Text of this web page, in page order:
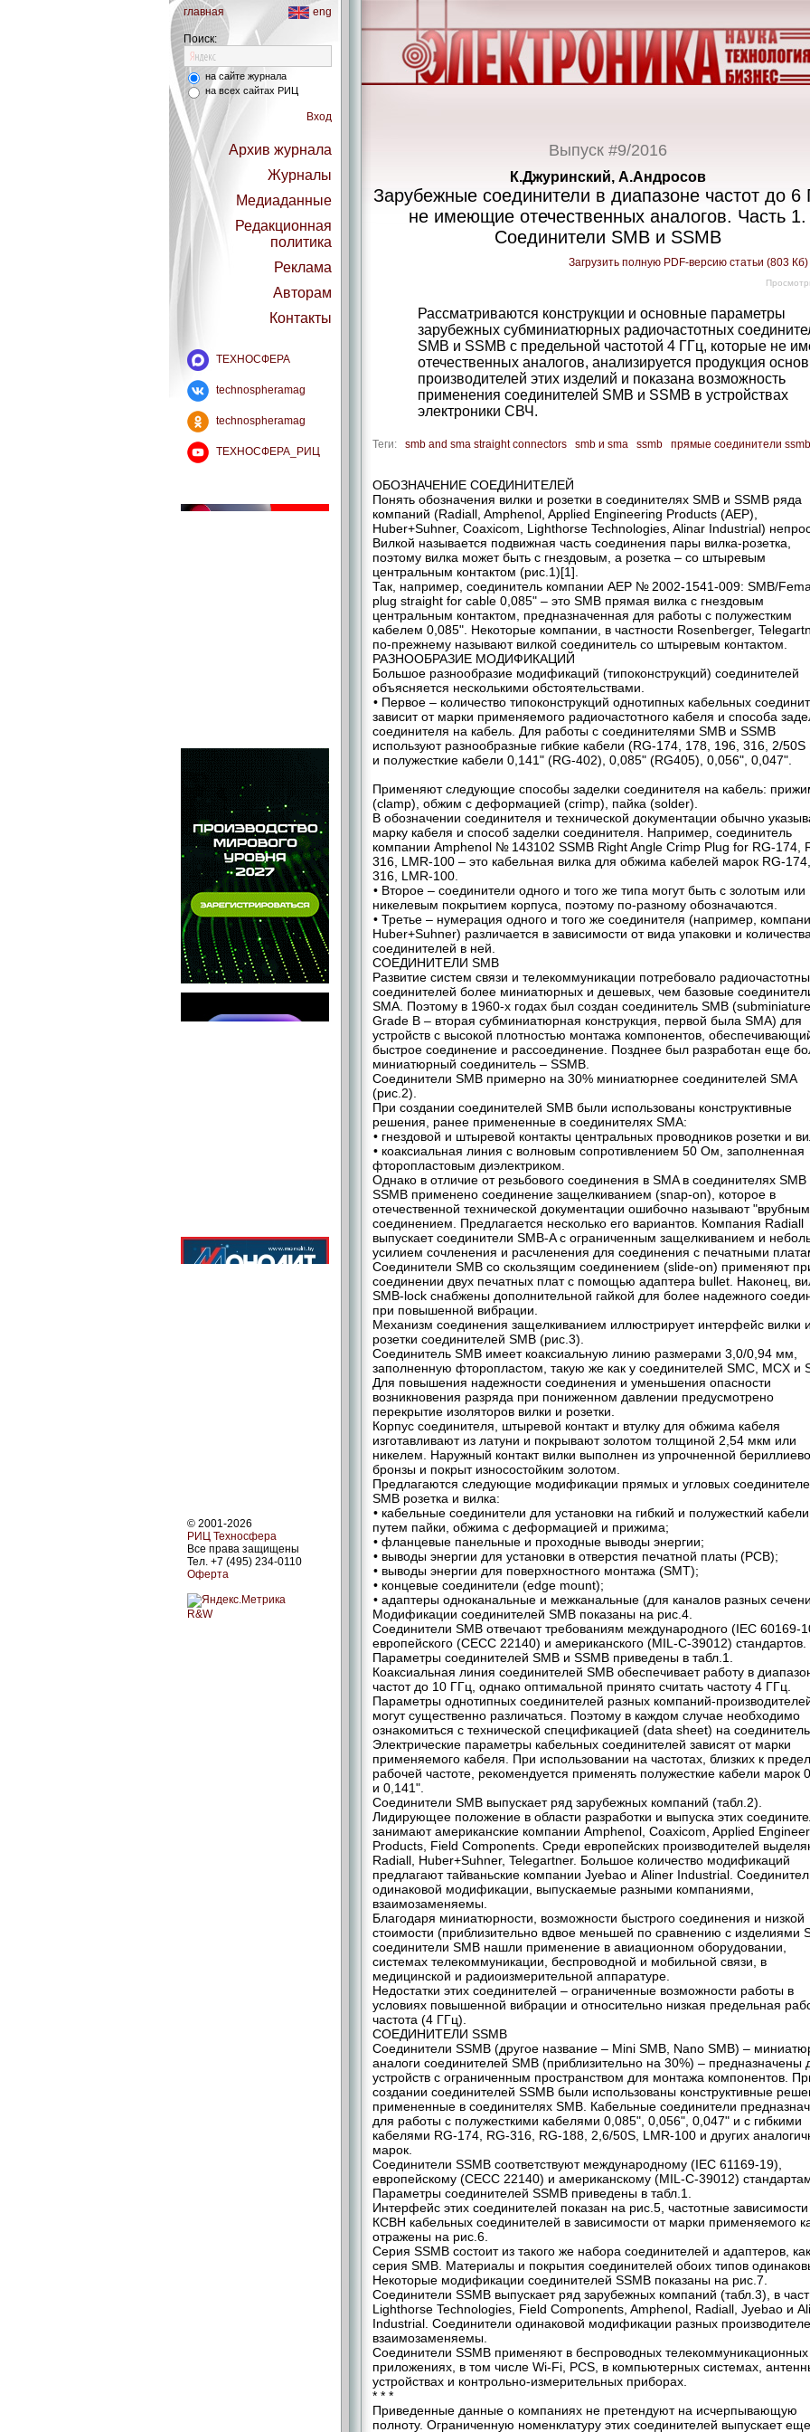
главная eng
Поиск:
на сайте журнала
на всех сайтах РИЦ
Вход
Архив журнала
Журналы
Медиаданные
Редакционная
политика
Реклама
Авторам
Контакты
ТЕХНОСФЕРА
technospheramag
technospheramag
ТЕХНОСФЕРА_РИЦ
© 2001-2026
РИЦ Техносфера
Все права защищены
Тел. +7 (495) 234-0110
Оферта
R&W
Выпуск #9/2016
К.Джуринский, А.Андросов
Зарубежные соединители в диапазоне частот до 6
не имеющие отечественных аналогов. Часть 1.
Соединители SMB и SSMB
Загрузить полную PDF-версию статьи (803 Кб)
Рассматриваются конструкции и основные параметры
зарубежных субминиатюрных радиочастотных
SMB и SSMB с предельной частотой 4 ГГц, которые не
отечественных аналогов, анализируется продукция
производителей этих изделий и показана возможность
применения соединителей SMB и SSMB в устройствах
электроники СВЧ.
Теги: smb and sma straight connectors smb и sma ssmb прямые соединители ssmb
ОБОЗНАЧЕНИЕ СОЕДИНИТЕЛЕЙ
Понять обозначения вилки и розетки в соединителях SMB и SSMB ряда
компаний (Radiall, Amphenol, Applied Engineering Products (AEP),
Huber+Suhner, Coaxicom, Lighthorse Technologies, Alinar Industrial)
Вилкой называется подвижная часть соединения пары вилка-розетка,
поэтому вилка может быть с гнездовым, а розетка – со штыревым
центральным контактом (рис.1)[1].
Так, например, соединитель компании AEP № 2002-1541-009: SMB/
plug straight for cable 0,085" – это SMB прямая вилка с гнездовым
центральным контактом, предназначенная для работы с полужестким
кабелем 0,085". Некоторые компании, в частности Rosenberger,
по-прежнему называют вилкой соединитель со штыревым контактом.
РАЗНООБРАЗИЕ МОДИФИКАЦИЙ
Большое разнообразие модификаций (типоконструкций) соединителей
объясняется несколькими обстоятельствами.
• Первое – количество типоконструкций однотипных кабельных
зависит от марки применяемого радиочастотного кабеля и способа
соединителя на кабель. Для работы с соединителями SMB и SSMB
используют разнообразные гибкие кабели (RG-174, 178, 196, 316, 2/50S
и полужесткие кабели 0,141" (RG-402), 0,085" (RG405), 0,056", 0,047".
Применяют следующие способы заделки соединителя на кабель:
(clamp), обжим с деформацией (crimp), пайка (solder).
В обозначении соединителя и технической документации обычно
марку кабеля и способ заделки соединителя. Например, соединитель
компании Amphenol № 143102 SSMB Right Angle Crimp Plug for RG-174,
316, LMR-100 – это кабельная вилка для обжима кабелей марок RG-
316, LMR-100.
• Второе – соединители одного и того же типа могут быть с золотым или
никелевым покрытием корпуса, поэтому по-разному обозначаются.
• Третье – нумерация одного и того же соединителя (например,
Huber+Suhner) различается в зависимости от вида упаковки и количества
соединителей в ней.
СОЕДИНИТЕЛИ SMB
Развитие систем связи и телекоммуникации потребовало
соединителей более миниатюрных и дешевых, чем базовые
SMA. Поэтому в 1960-х годах был создан соединитель SMB (subminiature
Grade B – вторая субминиатюрная конструкция, первой была SMA) для
устройств с высокой плотностью монтажа компонентов,
быстрое соединение и рассоединение. Позднее был разработан еще
миниатюрный соединитель – SSMB.
Соединители SMB примерно на 30% миниатюрнее соединителей SMA
(рис.2).
При создании соединителей SMB были использованы конструктивные
решения, ранее примененные в соединителях SMA:
• гнездовой и штыревой контакты центральных проводников розетки и
• коаксиальная линия с волновым сопротивлением 50 Ом, заполненная
фторопластовым диэлектриком.
Однако в отличие от резьбового соединения в SMA в соединителях SMB
SSMB применено соединение защелкиванием (snap-on), которое в
отечественной технической документации ошибочно называют
соединением. Предлагается несколько его вариантов. Компания Radiall
выпускает соединители SMB-A с ограниченным защелкиванием и
усилием сочленения и расчленения для соединения с печатными
Соединители SMB со скользящим соединением (slide-on) применяют
соединении двух печатных плат с помощью адаптера bullet. Наконец,
SMB-lock снабжены дополнительной гайкой для более надежного
при повышенной вибрации.
Механизм соединения защелкиванием иллюстрирует интерфейс вилки и
розетки соединителей SMB (рис.3).
Соединитель SMB имеет коаксиальную линию размерами 3,0/0,94 мм,
заполненную фторопластом, такую же как у соединителей SMC, MCX и
Для повышения надежности соединения и уменьшения опасности
возникновения разряда при пониженном давлении предусмотрено
перекрытие изоляторов вилки и розетки.
Корпус соединителя, штыревой контакт и втулку для обжима кабеля
изготавливают из латуни и покрывают золотом толщиной 2,54 мкм или
никелем. Наружный контакт вилки выполнен из упрочненной
бронзы и покрыт износостойким золотом.
Предлагаются следующие модификации прямых и угловых
SMB розетка и вилка:
• кабельные соединители для установки на гибкий и полужесткий кабели
путем пайки, обжима с деформацией и прижима;
• фланцевые панельные и проходные выводы энергии;
• выводы энергии для установки в отверстия печатной платы (PCB);
• выводы энергии для поверхностного монтажа (SMT);
• концевые соединители (edge mount);
• адаптеры одноканальные и межканальные (для каналов разных
Модификации соединителей SMB показаны на рис.4.
Соединители SMB отвечают требованиям международного (IEC 60169-
европейского (CECC 22140) и американского (MIL-C-39012) стандартов.
Параметры соединителей SMB и SSMB приведены в табл.1.
Коаксиальная линия соединителей SMB обеспечивает работу в
частот до 10 ГГц, однако оптимальной принято считать частоту 4 ГГц.
Параметры однотипных соединителей разных компаний-
могут существенно различаться. Поэтому в каждом случае необходимо
ознакомиться с технической спецификацией (data sheet) на соединитель.
Электрические параметры кабельных соединителей зависят от марки
применяемого кабеля. При использовании на частотах, близких к
рабочей частоте, рекомендуется применять полужесткие кабели марок
и 0,141".
Соединители SMB выпускает ряд зарубежных компаний (табл.2).
Лидирующее положение в области разработки и выпуска этих
занимают американские компании Amphenol, Coaxicom, Applied
Products, Field Components. Среди европейских производителей
Radiall, Huber+Suhner, Telegartner. Большое количество модификаций
предлагают тайваньские компании Jyebao и Aliner Industrial.
одинаковой модификации, выпускаемые разными компаниями,
взаимозаменяемы.
Благодаря миниатюрности, возможности быстрого соединения и низкой
стоимости (приблизительно вдвое меньшей по сравнению с изделиями
соединители SMB нашли применение в авиационном оборудовании,
системах телекоммуникации, беспроводной и мобильной связи, в
медицинской и радиоизмерительной аппаратуре.
Недостатки этих соединителей – ограниченные возможности работы в
условиях повышенной вибрации и относительно низкая предельная
частота (4 ГГц).
СОЕДИНИТЕЛИ SSMB
Соединители SSMB (другое название – Mini SMB, Nano SMB) –
аналоги соединителей SMB (приблизительно на 30%) – предназначены
устройств с ограниченным пространством для монтажа компонентов.
создании соединителей SSMB были использованы конструктивные
примененные в соединителях SMB. Кабельные соединители
для работы с полужесткими кабелями 0,085", 0,056", 0,047" и с гибкими
кабелями RG-174, RG-316, RG-188, 2,6/50S, LMR-100 и других
марок.
Соединители SSMB соответствуют международному (IEC 61169-19),
европейскому (CECC 22140) и американскому (MIL-C-39012)
Параметры соединителей SSMB приведены в табл.1.
Интерфейс этих соединителей показан на рис.5, частотные зависимости
КСВН кабельных соединителей в зависимости от марки применяемого
отражены на рис.6.
Серия SSMB состоит из такого же набора соединителей и адаптеров,
серия SMB. Материалы и покрытия соединителей обоих типов
Некоторые модификации соединителей SSMB показаны на рис.7.
Соединители SSMB выпускает ряд зарубежных компаний (табл.3), в
Lighthorse Technologies, Field Components, Amphenol, Radiall, Jyebao и
Industrial. Соединители одинаковой модификации разных
взаимозаменяемы.
Соединители SSMB применяют в беспроводных телекоммуникационных
приложениях, в том числе Wi-Fi, PCS, в компьютерных системах,
устройствах и контрольно-измерительных приборах.
* * *
Приведенные данные о компаниях не претендуют на исчерпывающую
полноту. Ограниченную номенклатуру этих соединителей выпускает